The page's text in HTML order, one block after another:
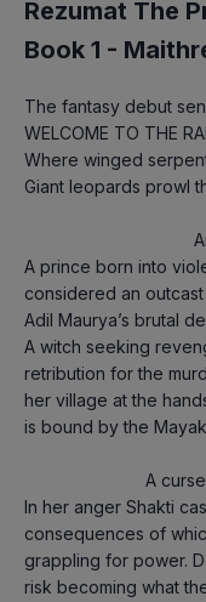
Rezumat The
Book 1 -
The fantasy debut
WELCOME TO THE
Where winged
Giant leopards prowl
A prince born into
considered an
Adil Maurya’s brutal
A witch seeking
retribution for the
her village at the
is bound by the
In her anger Shakti
consequences of
grappling for power.
risk becoming what